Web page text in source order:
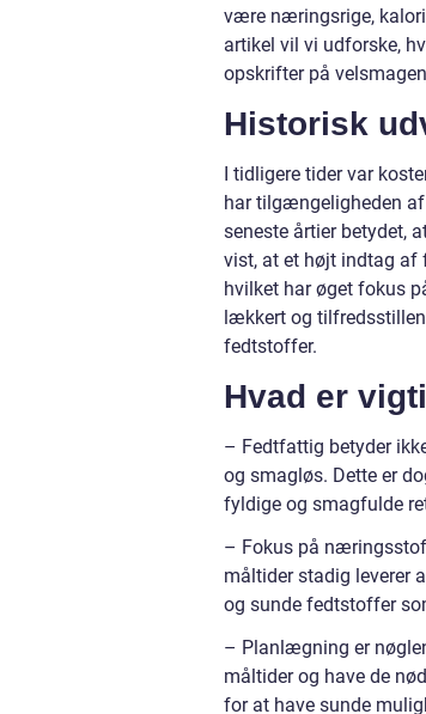
være næringsrige,
artikel vil vi udforske,
opskrifter på
Historisk
I tidligere tider var
har tilgængeligheden
seneste årtier betydet,
vist, at et højt indtag af
hvilket har øget fokus
lækkert og
fedtstoffer.
Hvad er
– Fedtfattig betyder
og smagløs. Dette er
fyldige og smagfulde
– Fokus på
måltider stadig leverer
og sunde fedtstoffer
– Planlægning er
måltider og have de
for at have sunde